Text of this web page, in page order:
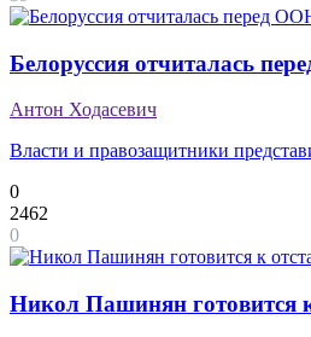
Белоруссия отчиталась
Антон Ходасевич
Власти и правозащитники
0
2462
0
Никол Пашинян готовится